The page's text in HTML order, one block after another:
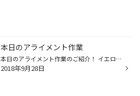
本日のアライメント作業
本日のアライメント作業のご紹介！ イエローのビックキャリパーが可愛くて素敵なスバルWRX STIです ハイパワーモデルなのででっかいインタークーラーが付いたターボエンジンやでっかいウイングなど いかにも速そうで実際に速いからカッコいいですね！見た目どおりの性能★ 足回りのセッティング変更...
2018年9月28日